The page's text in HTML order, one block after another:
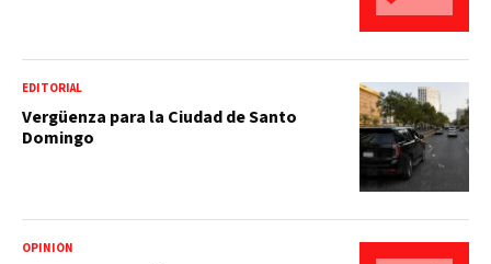
EDITORIAL
Vergüenza para la Ciudad de Santo
Domingo
OPINIÓN